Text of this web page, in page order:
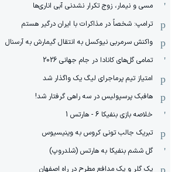
مسی و نیمار، زوج تکرار نشدنی آبی اناری‌ها
ترامپ: شخصاً در مذاکرات با ایران درگیر هستم
واکنش سرمربی نیوکسل به انتقال گیمارش به آرسنال
تمامی گل‌های کانادا در جام جهانی 2026
امتیاز تیم پرماجرای لیگ یک واگذار شد
هافبک پرسپولیس در سه راهی گرفتار شد!
خلاصه بازی بنفیکا 6 - هارتس 1
تبریک جالب تونی کروس به وینیسیوس
گل ششم بنفیکا به هارتس (شلدروپ)
یک گلر و یک مدافع مطرح در راه اصفهان